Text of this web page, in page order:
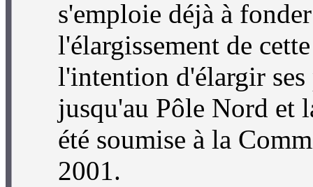
s'emploie déjà à
l'élargissement de
l'intention d'élargir ses
jusqu'au Pôle Nord et
été soumise à la
2001.